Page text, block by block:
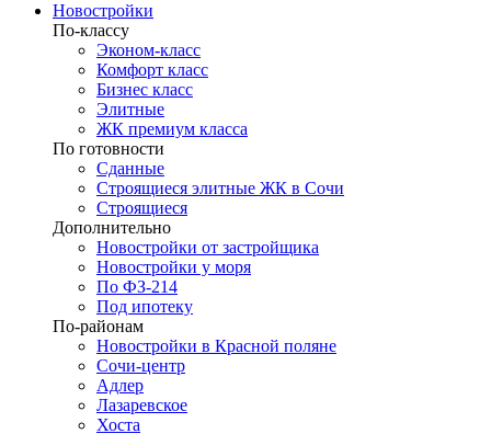
Новостройки
По-классу
Эконом-класс
Комфорт класс
Бизнес класс
Элитные
ЖК премиум класса
По готовности
Сданные
Строящиеся элитные ЖК в Сочи
Строящиеся
Дополнительно
Новостройки от застройщика
Новостройки у моря
По ФЗ-214
Под ипотеку
По-районам
Новостройки в Красной поляне
Сочи-центр
Адлер
Лазаревское
Хоста